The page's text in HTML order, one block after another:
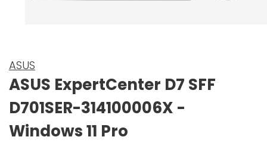
ASUS
ASUS ExpertCenter D7 SFF
D701SER-314100006X -
Windows 11 Pro